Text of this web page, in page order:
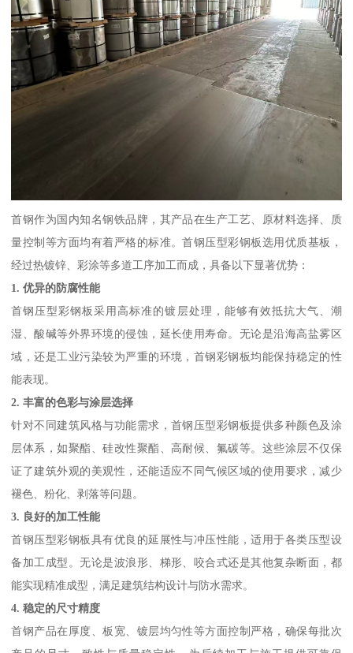
首钢作为国内知名钢铁品牌，其产品在生产工艺、原材料选择、质
量控制等方面均有着严格的标准。首钢压型彩钢板选用优质基板，
经过热镀锌、彩涂等多道工序加工而成，具备以下显著优势：
1. 优异的防腐性能
首钢压型彩钢板采用高标准的镀层处理，能够有效抵抗大气、潮
湿、酸碱等外界环境的侵蚀，延长使用寿命。无论是沿海高盐雾区
域，还是工业污染较为严重的环境，首钢彩钢板均能保持稳定的性
能表现。
2. 丰富的色彩与涂层选择
针对不同建筑风格与功能需求，首钢压型彩钢板提供多种颜色及涂
层体系，如聚酯、硅改性聚酯、高耐候、氟碳等。这些涂层不仅保
证了建筑外观的美观性，还能适应不同气候区域的使用要求，减少
褪色、粉化、剥落等问题。
3. 良好的加工性能
首钢压型彩钢板具有优良的延展性与冲压性能，适用于各类压型设
备加工成型。无论是波浪形、梯形、咬合式还是其他复杂断面，都
能实现精准成型，满足建筑结构设计与防水需求。
4. 稳定的尺寸精度
首钢产品在厚度、板宽、镀层均匀性等方面控制严格，确保每批次